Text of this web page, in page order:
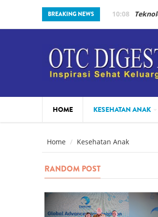
Skip to main content
BREAKING NEWS 10:08
HOME KESEHATAN ANAK
PARENTING
Home Kesehatan Anak
RANDOM POST